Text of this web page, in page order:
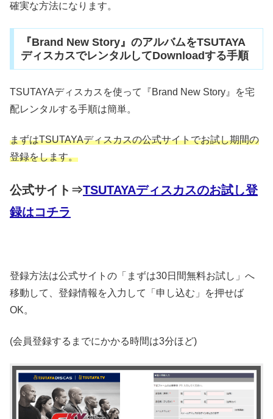
確実な方法になります。
『Brand New Story』のアルバムをTSUTAYA
ディスカスでレンタルしてDownloadする手順
TSUTAYAディスカスを使って『Brand New Story』を宅
配レンタルする手順は簡単。
まずはTSUTAYAディスカスの公式サイトでお試し期間の
登録をします。
公式サイト⇒TSUTAYAディスカスのお試し登
録はコチラ
登録方法は公式サイトの「まずは30日間無料お試し」へ
移動して、登録情報を入力して「申し込む」を押せば
OK。
(会員登録するまでにかかる時間は3分ほど)